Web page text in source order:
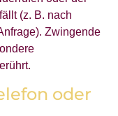
(z. B. nach
Zwingende
oder